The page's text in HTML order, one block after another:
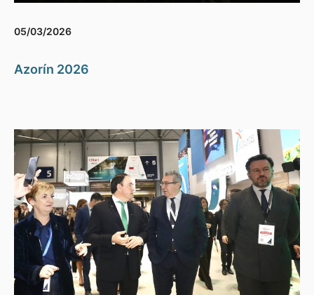
05/03/2026
Azorín 2026